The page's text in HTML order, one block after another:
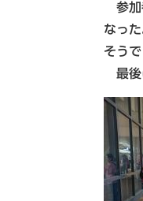
参加
なっ
そうで
最後